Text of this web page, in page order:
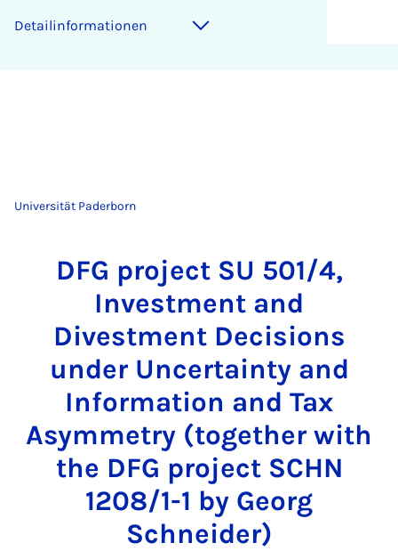
Detailinformationen
Universität Paderborn
DFG project SU 501/4,
Investment and
Divestment Decisions
under Uncertainty and
Information and Tax
Asymmetry (together with
the DFG project SCHN
1208/1-1 by Georg
Schneider)